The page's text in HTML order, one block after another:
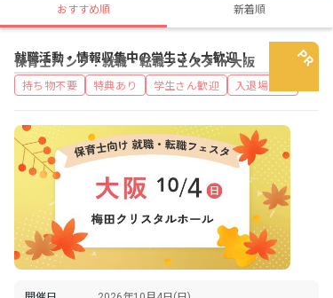
おすすめ順 新着順
保育士バンク！就職・転職フェスタ in 大阪
就職活動・情報収集中の学生さん大歓迎！
持ち物不要 特典あり 学生さん歓迎 入退場自由